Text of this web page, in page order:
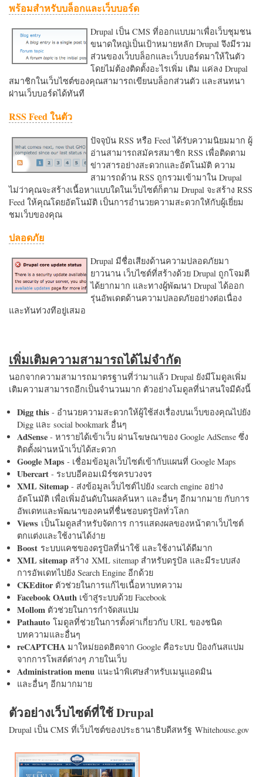
พร้อมสำหรับบล็อกและเว็บบอร์ด
Drupal เป็น CMS ที่ออกแบบมาเพื่อเว็บชุมชน
ขนาดใหญ่เป็นเป้าหมายหลัก Drupal จึงมีรวม
ส่วนของเว็บบล็อกและเว็บบอร์ดมาให้ในตัว
โดยไม่ต้องติดตั้งอะไรเพิ่ม เติม แค่ลง Drupal
สมาชิกในเว็บไซต์ของคุณสามารถเขียนบล็อกส่วนตัว และสนทนา
ผ่านเว็บบอร์ดได้ทันที
RSS Feed ในตัว
ปัจจุบัน RSS หรือ Feed ได้รับความนิยมมาก ผู้
อ่านสามารถสมัครสมาชิก RSS เพื่อติดตาม
ข่าวสารอย่างสะดวกและอัตโนมัติ ความ
สามารถด้าน RSS ถูกรวมเข้ามาใน Drupal
ไม่ว่าคุณจะสร้างเนื้อหาแบบใดในเว็บไซต์ก็ตาม Drupal จะสร้าง RSS
Feed ให้คุณโดยอัตโนมัติ เป็นการอำนวยความสะดวกใหักับผู้เยี่ยม
ชมเว็บของคุณ
ปลอดภัย
Drupal มีชื่อเสียงด้านความปลอดภัยมา
ยาวนาน เว็บไซต์ที่สร้างด้วย Drupal ถูกโจมตี
ได้ยากมาก และทางผู้พัฒนา Drupal ได้ออก
รุ่นอัพเดตด้านความปลอดภัยอย่างต่อเนื่อง
และทันท่วงทีอยู่เสมอ
เพิ่มเติมความสามารถได้ไม่จำกัด
นอกจากความสามารถมาตรฐานที่ว่ามาแล้ว Drupal ยังมีโมดูลเพิ่ม
เติมความสามารถอีกเป็นจำนวนมาก ตัวอย่างโมดูลที่น่าสนใจมีดังนี้
Digg this - อำนวยความสะดวกให้ผู้ใช้ส่งเรื่องบนเว็บของคุณไปยัง
Digg และ social bookmark อื่นๆ
AdSense - หารายได้เข้าเว็บ ผ่านโฆษณาของ Google AdSense ซึ่ง
ติดตั้งผ่านหน้าเว็บได้สะดวก
Google Maps - เชื่อมข้อมูลเว็บไซต์เข้ากับแผนที่ Google Maps
Ubercart - ระบบอีคอมเมิร์ซครบวงจร
XML Sitemap - ส่งข้อมูลเว็บไซต์ไปยัง search engine อย่าง
อัตโนมัติ เพื่อเพิ่มอันดับในผลค้นหา และอื่นๆ อีกมากมาย กับการ
อัพเดทและพัฒนาของคนที่ชื่นชอบดรูปัลทั่วโลก
Views เป็นโมดูลสำหรับจัดการ การแสดงผลของหน้าตาเว็บไซต์
ตกแต่งและใช้งานได้ง่าย
Boost ระบบแคชของดรูปัลที่น่าใช้ และใช้งานได้ดีมาก
XML sitemap สร้าง XML sitemap สำหรับดรูปัล และมีระบบส่ง
การอัพเดทไปยัง Search Engine อีกด้วย
CKEditorตัวช่วยในการแก้ไขเนื้อหาบทความ
Facebook OAuth เข้าสู่ระบบด้วย Facebook
Mollom ตัวช่วยในการกำจัดสแปม
Pathauto โมดูลที่ช่วยในการตั้งค่าเกี่ยวกับ URL ของชนิด
บทความและอื่นๆ
reCAPTCHA มาใหม่ยอดฮิตจาก Google คือระบบ ป้องกันสแปม
จากการโพสต์ต่างๆ ภายในเว็บ
Administration menu แนะนำพิเศษสำหรับเมนูแอดมิน
และอื่นๆ อีกมากมาย
ตัวอย่างเว็บไซต์ที่ใช้ Drupal
Drupal เป็น CMS ที่เว็บไซต์ของประธานาธิบดีสหรัฐ Whitehouse.gov